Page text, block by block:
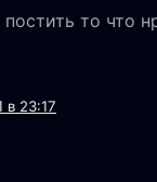
то что
в 23:17